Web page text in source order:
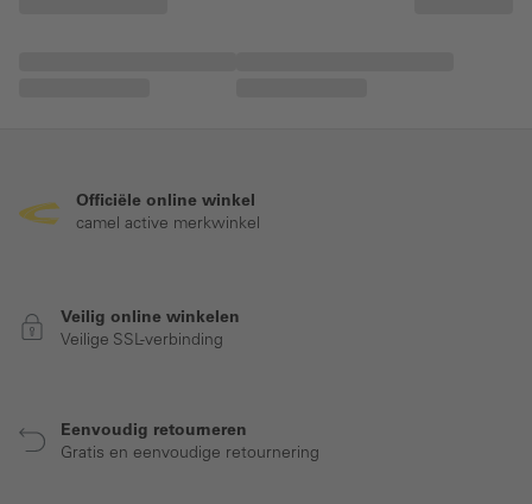
Officiële online winkel
camel active merkwinkel
Veilig online winkelen
Veilige SSL-verbinding
Eenvoudig retourneren
Gratis en eenvoudige retournering